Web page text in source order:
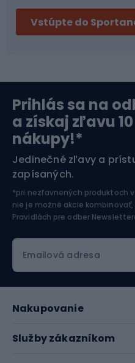
Bikepacking
Orientačný beh
Cyklistické prilby
Lyžovanie
Športová elektronika
Jazdectvo
Vstúpte do
Prihlás sa na
a získaj zľavu 10
nákupy!*
Jedinečné zľavy a
zapísaných.
*pri nezľavnených produktoch v
nie je možné akcie
Pravidlách pre odber
Emailová adresa
Nakupovanie
Služby zákazníkom